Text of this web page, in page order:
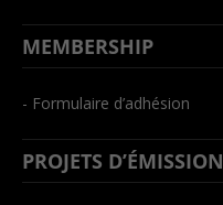
MEMBERSHIP
- Formulaire d’adhésion
PROJETS D’ÉMISSION